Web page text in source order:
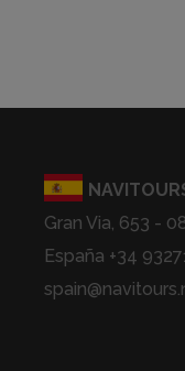
Gran Via, 653 -
España +34